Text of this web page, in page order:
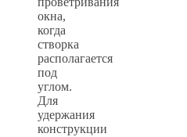
окна,
когда
створка
располагается
под
углом.
Для
удержания
конструкции